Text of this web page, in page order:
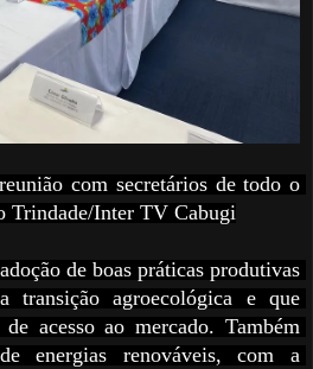
com secretários de todo o
Trindade/Inter TV Cabugi
de boas práticas produtivas
transição agroecológica e que
acesso ao mercado. Também
energias renováveis, com a